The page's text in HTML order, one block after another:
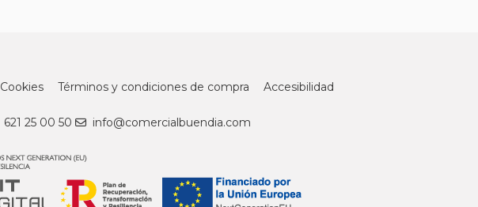
Términos y condiciones de compra Accesibilidad
621 25 00 50 info@comercialbuendia.com